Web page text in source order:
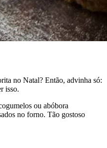
no Natal? Então, advinha só:
isso.
ou abóbora
no forno. Tão gostoso